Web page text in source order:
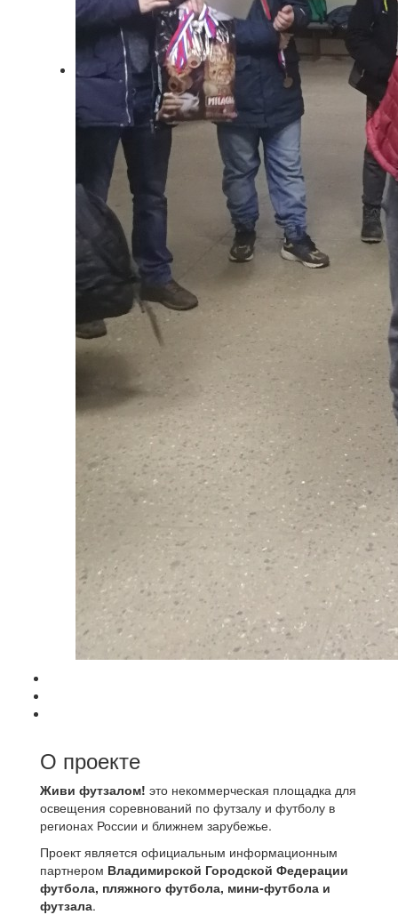
О проекте
Живи футзалом! это некоммерческая площадка для
освещения соревнований по футзалу и футболу в
регионах России и ближнем зарубежье.
Проект является официальным информационным
партнером Владимирской Городской Федерации
футбола, пляжного футбола, мини-футбола и
футзала.